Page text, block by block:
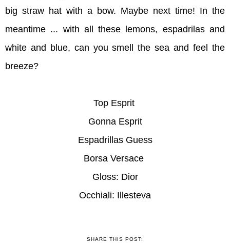
big straw hat with a bow. Maybe next time! In the
meantime ... with all these lemons, espadrilas and
white and blue, can you smell the sea and feel the
breeze?
Top Esprit
Gonna Esprit
Espadrillas Guess
Borsa Versace
Gloss: Dior
Occhiali: Illesteva
SHARE THIS POST: